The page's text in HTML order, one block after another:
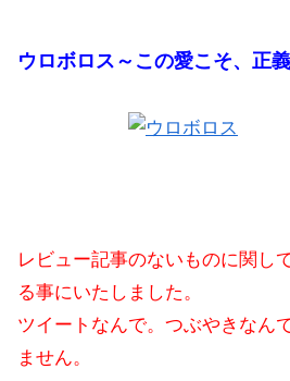
ウロボロス～この愛こそ、正
レビュー記事のないものに関し
る事にいたしました。
ツイートなんで。つぶやきなん
ません。